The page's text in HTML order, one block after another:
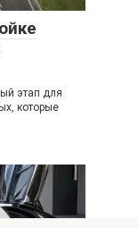
этап для
которые